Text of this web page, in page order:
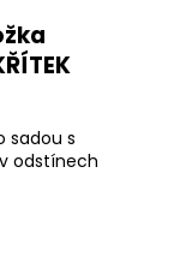
sadou s
odstínech